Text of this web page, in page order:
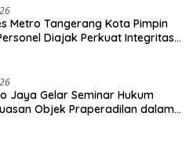
Metro Tangerang Kota Pimpin
Diajak Perkuat Integritas
Jaya Gelar Seminar Hukum
Objek Praperadilan dalam